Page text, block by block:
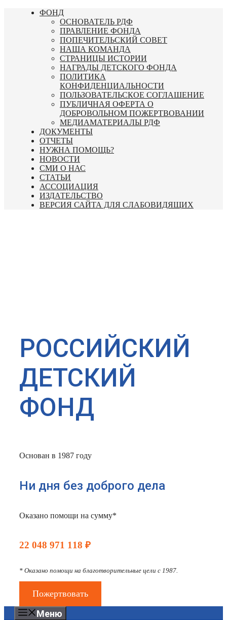
Перейти
ФОНД
ОСНОВАТЕЛЬ РДФ
ПРАВЛЕНИЕ ФОНДА
ПОПЕЧИТЕЛЬСКИЙ СОВЕТ
НАША КОМАНДА
СТРАНИЦЫ ИСТОРИИ
НАГРАДЫ ДЕТСКОГО ФОНДА
ПОЛИТИКА
КОНФИДЕНЦИАЛЬНОСТИ
ПОЛЬЗОВАТЕЛЬСКОЕ СОГЛАШЕНИЕ
ПУБЛИЧНАЯ ОФЕРТА О
ДОБРОВОЛЬНОМ ПОЖЕРТВОВАНИИ
МЕДИАМАТЕРИАЛЫ РДФ
ДОКУМЕНТЫ
ОТЧЕТЫ
НУЖНА ПОМОЩЬ?
НОВОСТИ
СМИ О НАС
СТАТЬИ
АССОЦИАЦИЯ
ИЗДАТЕЛЬСТВО
ВЕРСИЯ САЙТА ДЛЯ СЛАБОВИДЯЩИХ
РОССИЙСКИЙ
ДЕТСКИЙ
ФОНД
Основан в 1987 году
Ни дня без доброго дела
Оказано помощи на сумму*
22 048 971 118 ₽
* Оказано помощи на благотворительные цели с 1987.
Пожертвовать
Меню